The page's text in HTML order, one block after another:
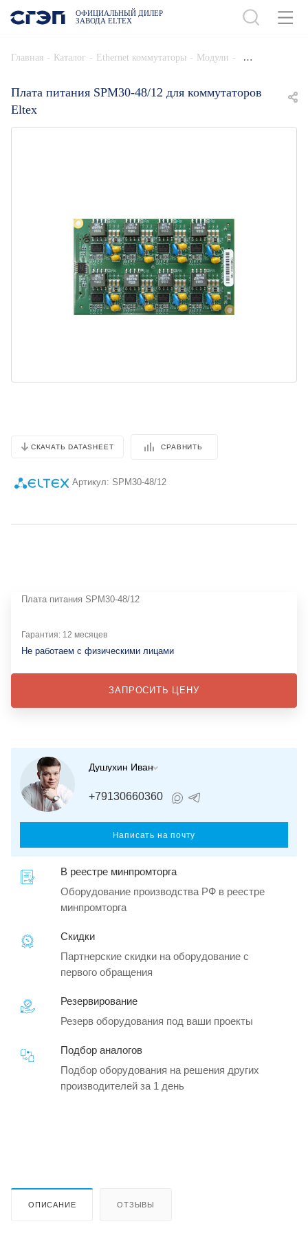
ОФИЦИАЛЬНЫЙ ДИЛЕР
ЗАВОДА ELTEX
Главная - Каталог - Ethernet коммутаторы - Модули -
Плата питания SPM30-48/12 для коммутаторов
Eltex
СКАЧАТЬ DATASHEET СРАВНИТЬ
Артикул: SPM30-48/12
Плата питания SPM30-48/12
Гарантия: 12 месяцев
Не работаем с физическими лицами
ЗАПРОСИТЬ ЦЕНУ
Душухин Иван
+79130660360
Написать на почту
В реестре минпромторга
Оборудование производства РФ в реестре
минпромторга
Скидки
Партнерские скидки на оборудование с
первого обращения
Резервирование
Резерв оборудования под ваши проекты
Подбор аналогов
Подбор оборудования на решения других
производителей за 1 день
ОПИСАНИЕ ОТЗЫВЫ